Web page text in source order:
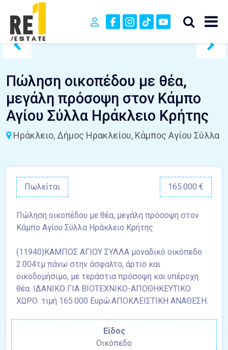
Πώληση οικοπέδου με θέα,
μεγάλη πρόσοψη στον Κάμπο
Αγίου Σύλλα Ηράκλειο Κρήτης
Ηράκλειο, Δήμος Ηρακλείου, Κάμπος Αγίου Σύλλα
Πωλείται 165.000 €
Πώληση οικοπέδου με θέα, μεγάλη πρόσοψη στον
Κάμπο Αγίου Σύλλα Ηράκλειο Κρήτης
(11940)ΚΑΜΠΟΣ ΑΓΙΟΥ ΣΥΛΛΑ μοναδικό οικόπεδο
2.004τμ πάνω στην άσφαλτο, άρτιο και
οικοδομήσιμο, με τεράστια πρόσοψη και υπέροχη
θέα. ΙΔΑΝΙΚΟ ΓΙΑ ΒΙΟΤΕΧΝΙΚΟ-ΑΠΟΘΗΚΕΥΤΙΚΟ
ΧΩΡΟ .τιμή 165.000 Ευρώ.ΑΠΟΚΛΕΙΣΤΙΚΗ ΑΝΑΘΕΣΗ.
Είδος
Οικόπεδο